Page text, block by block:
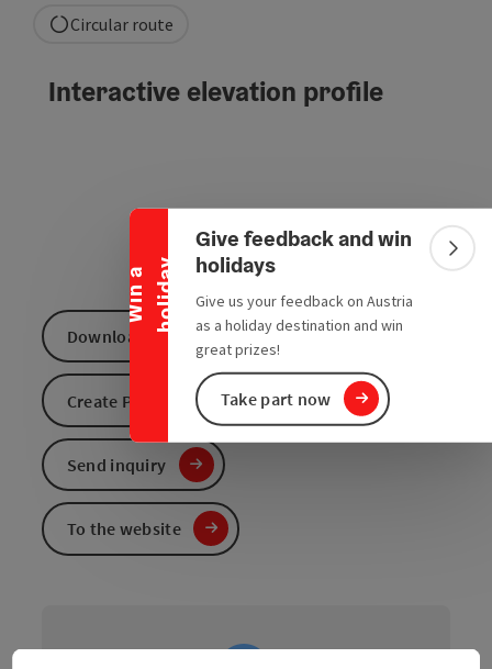
W
i
n
a
h
o
l
i
d
a y
Collapse banner
Give feedback and win
holidays
Give us your feedback on Austria
as a holiday destination and win
great prizes!
Take part now
Circular route
Interactive elevation profile
Download GPS data
Create PDF
Send inquiry
To the website